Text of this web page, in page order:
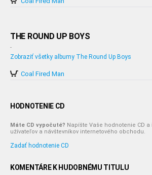
THE ROUND UP BOYS
-
Zobraziť všetky albumy The Round Up Boys
Coal Fired Man
HODNOTENIE CD
Máte CD vypočuté? Napíšte Vaše hodnotenie CD
užívateľov a návštevníkov internetového obchodu.
Zadať hodnotenie CD
KOMENTÁRE K HUDOBNÉMU TITULU